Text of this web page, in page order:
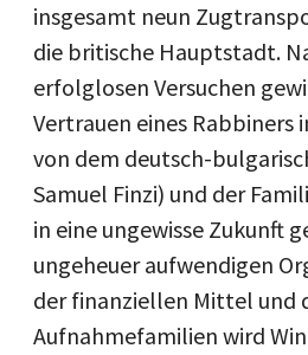
insgesamt neun
die britische Hauptstadt.
erfolglosen Versuchen
Vertrauen eines
von dem deutsch-
Samuel Finzi) und der
in eine ungewisse Zukunft
ungeheuer aufwendigen
der finanziellen Mittel und
Aufnahmefamilien wird